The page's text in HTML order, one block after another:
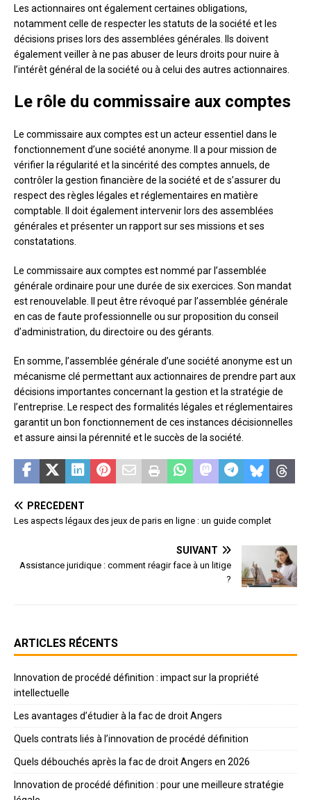
Les actionnaires ont également certaines obligations,
notamment celle de respecter les statuts de la société et les
décisions prises lors des assemblées générales. Ils doivent
également veiller à ne pas abuser de leurs droits pour nuire à
l’intérêt général de la société ou à celui des autres actionnaires.
Le rôle du commissaire aux comptes
Le commissaire aux comptes est un acteur essentiel dans le
fonctionnement d’une société anonyme. Il a pour mission de
vérifier la régularité et la sincérité des comptes annuels, de
contrôler la gestion financière de la société et de s’assurer du
respect des règles légales et réglementaires en matière
comptable. Il doit également intervenir lors des assemblées
générales et présenter un rapport sur ses missions et ses
constatations.
Le commissaire aux comptes est nommé par l’assemblée
générale ordinaire pour une durée de six exercices. Son mandat
est renouvelable. Il peut être révoqué par l’assemblée générale
en cas de faute professionnelle ou sur proposition du conseil
d’administration, du directoire ou des gérants.
En somme, l’assemblée générale d’une société anonyme est un
mécanisme clé permettant aux actionnaires de prendre part aux
décisions importantes concernant la gestion et la stratégie de
l’entreprise. Le respect des formalités légales et réglementaires
garantit un bon fonctionnement de ces instances décisionnelles
et assure ainsi la pérennité et le succès de la société.
PRÉCÉDENT
Les aspects légaux des jeux de paris en ligne : un guide complet
SUIVANT
Assistance juridique : comment réagir face à un litige
?
ARTICLES RÉCENTS
Innovation de procédé définition : impact sur la propriété
intellectuelle
Les avantages d’étudier à la fac de droit Angers
Quels contrats liés à l’innovation de procédé définition
Quels débouchés après la fac de droit Angers en 2026
Innovation de procédé définition : pour une meilleure stratégie